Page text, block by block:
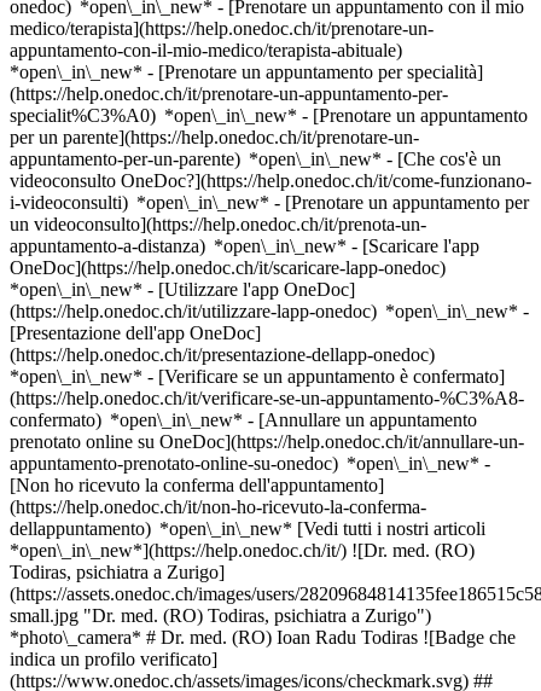
onedoc) *open\_in\_new* - [Prenotare un appuntamento con il mio
medico/terapista](https://help.onedoc.ch/it/prenotare-un-
appuntamento-con-il-mio-medico/terapista-abituale)
*open\_in\_new* - [Prenotare un appuntamento per specialità]
(https://help.onedoc.ch/it/prenotare-un-appuntamento-per-
specialit%C3%A0) *open\_in\_new* - [Prenotare un appuntamento
per un parente](https://help.onedoc.ch/it/prenotare-un-
appuntamento-per-un-parente) *open\_in\_new* - [Che cos'è un
videoconsulto OneDoc?](https://help.onedoc.ch/it/come-funzionano-
i-videoconsulti) *open\_in\_new* - [Prenotare un appuntamento per
un videoconsulto](https://help.onedoc.ch/it/prenota-un-
appuntamento-a-distanza) *open\_in\_new* - [Scaricare l'app
OneDoc](https://help.onedoc.ch/it/scaricare-lapp-onedoc)
*open\_in\_new* - [Utilizzare l'app OneDoc]
(https://help.onedoc.ch/it/utilizzare-lapp-onedoc) *open\_in\_new* -
[Presentazione dell'app OneDoc]
(https://help.onedoc.ch/it/presentazione-dellapp-onedoc)
*open\_in\_new* - [Verificare se un appuntamento è confermato](https://help.onedoc.ch/it/verificare-se-un-appuntamento-%C3%A8-confermato) *open\_in\_new* - [Annullare un appuntamento prenotato online su OneDoc](https://help.onedoc.ch/it/annullare-un-appuntamento-prenotato-online-su-onedoc) *open\_in\_new* - [Non ho ricevuto la conferma dell'appuntamento](https://help.onedoc.ch/it/non-ho-ricevuto-la-conferma-dellappuntamento) *open\_in\_new* [Vedi tutti i nostri articoli *open\_in\_new*](https://help.onedoc.ch/it/) ![Dr. med. (RO) Todiras, psichiatra a Zurigo](https://assets.onedoc.ch/images/users/28209684814135fee186515c58d9088b6b8e1e7b33f4f38a12ed59d780811d74-small.jpg "Dr. med. (RO) Todiras, psichiatra a Zurigo") *photo\_camera* # Dr. med. (RO) Ioan Radu Todiras ![Badge che indica un profilo verificato](https://www.onedoc.ch/assets/images/icons/checkmark.svg) ## Psichiatra Riassunto Mappa Presentazione ![Icona paziente con segno più che indica che il professionista accetta nuovi pazienti](https://www.onedoc.ch/assets/images/icons/new-patients.svg) ### Pazienti accettati Dr. med. (RO) Ioan Radu Todiras accetta nuovi pazienti ![Icona valigetta che annuncia le specialità del professionista](https://www.onedoc.ch/assets/images/icons/specialties.svg) ### Specialità Psichiatria Psicoterapia ![Icona microscopio che annuncia le aree di competenza in cui il professionista è specializzato](https://www.onedoc.ch/assets/images/icons/expertises.svg) ### Competenze Burnout Supporto psicologico del burnout Psicoanalisi | Psicoanalitica Supporto psicologico per la depressione [*arrow\_drop\_down*Vedi di più](https://www.onedoc.ch) ![Segnaposto che annuncia la mappa e le informazioni di accesso dello studio](https://www.onedoc.ch/assets/images/icons/map.svg) ### Mappa e informazioni pratiche #### [Praxis am Römerhof (Praxis Nr. I)](https://www.onedoc.ch/it/studio-medico/zurigo/ebeme/praxis-am-romerhof-praxis-nr-i) Asylstrasse 58 8032 Zurigo #### Orari di apertura Attualmente chiuso - Apre mercoledì alle 08:00 *expand\_more* Lunedì: 08:00 - 12:00 e 13:00 - 17:00 Martedì: 08:00 - 12:00 e 13:00 - 17:00 Mercoledì: 08:00 - 12:00 e 13:00 - 17:00 Giovedì: 08:00 - 12:00 e 13:00 - 17:00 Venerdì: 08:00 - 12:00 e 13:00 - 17:00 Sabato: Chiuso Domenica: Chiuso ![Icona documento che annuncia la presentazione dello studio](https://www.onedoc.ch/assets/images/icons/presentation.svg) ### Presentazione __MESSAGGIO IMPORTANTE: Attualmente non accettiamo nuovi pazienti.__ __Il Dr med. (RO) I. Radu Todiraş__ ha un'ampia formazione clinica nel sistema sanitario svizzero. Ha completato la sua formazione psicoterapeutica con un focus sulla __terapia cognitivo-comportamentale (CBT)__ e l'ha portata a termine. Ha acquisito un'esperienza approfondita nella diagnostica basata sull'evidenza, nella concettualizzazione strutturata dei casi, negli interventi specifici per i disturbi e nel trattamento di disturbi psichiatrici complessi. Ha anche approfondito le sue competenze terapeutiche attraverso numerosi seminari e corsi di perfezionamento in __psicoanalisi__, __terapia dialettica comportamentale (DBT)__ e __psicoterapia sistemica__. Di conseguenza, persegue un approccio terapeutico integrativo e personalizzato, che prende in considerazione sia gli elementi orientati alla struttura che quelli focalizzati sulle emozioni e sulla profondità psicologica. Ha più di tre anni di esperienza nella psichiatria acuta, anche presso l'Ospedale Psichiatrico di Lucerna e l'Ospedale Psichiatrico Universitario di Zurigo, dove ha trattato l'intero spettro dei disturbi psichiatrici. Ha lavorato anche nel campo della psichiatria interventistica e ha effettuato trattamenti con ketamina, stimolazione magnetica transcranica (TMS) e terapia elettroconvulsiva (ECT). Un focus particolare è la diagnosi e il trattamento dell'__ADHD__ negli adulti, che ha approfondito presso l'ambulatorio specializzato dell'Ospedale Psichiatrico Universitario di Zurigo. Il dottor Todiraş ha anche trascorso dodici mesi lavorando nel campo della medicina generale e della medicina riabilitativa per i pazienti paraplegici presso il Centro svizzero per paraplegici di Nottwil. Grazie alla sua ampia formazione, combina la moderna psicoterapia basata sull'evidenza con una solida esperienza clinica psichiatrica e una comprensione medica olistica. __Informazioni importanti per i pazienti (SI PREGA DI FARE ATTENZIONE)__ __La preghiamo di NON utilizzare il numero di telefono dello studio. Per qualsiasi domanda, la prego di scrivermiall'indirizzo__ [__todiras@hin.ch.__](mailto://todiras@hin.ch) Il dottor Radu Todiraș è uno specialista in psichiatria e psicoterapia. Il suo studio si concentra sul __trattamento psichiatrico delle malattie per le quali è necessaria una valutazione psichiatrica specialistica o un trattamento farmacologico, oltre alle consulenze psicoterapeutiche.__ In genere non vengono offerti__trattamenti puramente psicoterapeutici__ senza problemi psichiatrici. I pazienti con problemi principalmente psicoterapeutici sono invitati a contattare direttamente uno __psicoterapeuta psicologico__. __Disturbi legati al trauma:__ La dottoressa Todiraș fornisce assistenza __psichiatrica__ ai pazienti con disturbi legati al trauma, soprattutto se è necessario un trattamento farmacologico. Tuttavia, in questo studio non viene effettuata una __psicoterapia incentrata principalmente sul trauma__. In questi casi, si raccomanda di consultare terapeuti specializzati in traumi. Il co-trattamento psichiatrico è possibile se la psicoterapia incentrata sul trauma è già in corso da parte di uno specialista adeguato. __Disturbi psicotici acuti:__ I disturbi psicotici acuti non possono essere trattati nel contesto ambulatoriale di questo studio. I pazienti interessati sono invitati a rivolgersi a strutture specializzate, ad esempio l'Ospedale Psichiatrico Universitario di Zurigo. Ospedale Psichiatrico Universitario di Zurigo. Anche la terapia farmacologica per i disturbi psicotici non viene effettuata in questo studio. __Disturbi da dipendenza:__ Questo studio __non offre un trattamento sostitutivo per la dipendenza da oppiacei__. Anche il trattamento di __gravi disturbi da dipendenza causati da altre sostanze__ non viene effettuato qui. I pazienti sono invitati a rivolgersi a centri specializzati nel trattamento delle dipendenze. __Casi psichiatrici-sociali a lungo termine:__ I pazienti che __ricevono un supporto IV__ da molto tempo __e che necessitano di un'assistenza medica psichiatrica-sociale a lungo termine, con note di malattia ripetute o permanenti__, di solito non possono essere trattati in questo studio. In questi casi, si raccomanda di rivolgersi a strutture psichiatriche sociali specializzate, come il Centro di Psichiatria Sociale dell'Ospedale Psichiatrico Universitario di Zurigo. Ospedale Psichiatrico Universitario di Zurigo. __Specializzazioni di trattamento dello studio:__ Il dottor Todiraș tratta in particolare pazienti con - disturbi depressivi - disturbi affettivi - disturbi dell'adattamento - malattie legate allo stress e burnout - ADHD in età adulta Le note di malattia possono essere accettate come parte del trattamento psichiatrico. Di norma, non __accettiamo note di malattia__ emesse da altri psichiatri per un periodo di __tempo più lungo__. __Corso di trattamento:__ Le prime __tre sedute__ servono per conoscersi e per una valutazione diagnostica. Solo allora si deciderà insieme se il trattamento a lungo termine in questo studio è appropriato e possibile. Dopo questa fase diagnostica iniziale, la dottoressa Todiraș si riserva il diritto di decidere se il trattamento successivo può avvenire nello studio o se è consigliabile un __rinvio a un centro specializzato__. [*arrow\_drop\_down*Vedi di più](https://www.onedoc.ch) [![Dr. med. (RO) Todiras, psichiatra a Zurigo](https://assets.onedoc.ch/images/users/28209684814135fee186515c58d9088b6b8e1e7b33f4f38a12ed59d780811d74-small.jpg "Dr. med. (RO) Todiras, psichiatra a Zurigo")](https://assets.onedoc.ch/images/users/28209684814135fee186515c58d9088b6b8e1e7b33f4f38a12ed59d780811d74.jpg) * * * #### Lingue parlate tedesco, inglese, italiano e rumeno ![Icona nuvoletta che annuncia la sezione FAQ](https://www.onedoc.ch/assets/images/icons/faq.svg) ### FAQ *expand\_more* *keyboard\_arrow\_right* ## Qual è l'indirizzo di Dr. med. (RO) Ioan Radu Todiras? Dr. med. (RO) Ioan Radu Todiras riceve i pazienti in Asylstrasse 58, 8032 Zurigo. * * * *keyboard\_arrow\_right* ## Quali sono le lingue parlate da Dr. med. (RO) Ioan Radu Todiras? Dr. med. (RO) Ioan Radu Todiras propone delle consultazioni in tedesco, inglese, italiano e rumeno. * * * *keyboard\_arrow\_right* ## Quali sono gli orari di consultazione di Dr. med. (RO) Ioan Radu Todiras? Gli orari di consultazione di Dr. med. (RO) Ioan Radu Todiras sono: - #### [Praxis am Römerhof (Praxis Nr. I)](https://www.onedoc.ch/it/studio-medico/zurigo/ebeme/praxis-am-romerhof-praxis-nr-i) : Asylstrasse 58, 8032 Zurigo - Il lunedì dalle 08:00 alle 12:00 e dalle 13:00 alle 17:00 - Il martedì dalle 08:00 alle 12:00 e dalle 13:00 alle 17:00 - Il mercoledì dalle 08:00 alle 12:00 e dalle 13:00 alle 17:00 - Il giovedì dalle 08:00 alle 12:00 e dalle 13:00 alle 17:00 - Il venerdì dalle 08:00 alle 12:00 e dalle 13:00 alle 17:00 - Il sabato chiuso - La domenica chiuso * * * *keyboard\_arrow\_right* ## Qual è il numero di telefono di Dr. med. (RO) Ioan Radu Todiras? Il numero di telefono di Dr. med. (RO) Ioan Radu Todiras è [079 394 38 70](tel:+41793943870). * * * *keyboard\_arrow\_right* ## Dr. med. (RO) Ioan Radu Todiras accetta nuovi pazienti? Sì, Dr. med. (RO) Ioan Radu Todiras accetta nuovi pazienti. I nuovi pazienti possono prenotare facilmente gli appuntamenti online tramite OneDoc. * * * *keyboard\_arrow\_right* ## Quali sono le specialità di Dr. med. (RO) Ioan Radu Todiras? Dr. med. (RO) Ioan Radu Todiras pr